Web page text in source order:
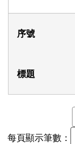
每頁顯示筆數：